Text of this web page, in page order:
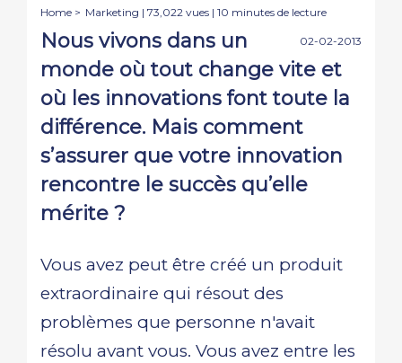
Home > Marketing | 73,022 vues | 10 minutes de lecture
02-02-2013
Nous vivons dans un
monde où tout change vite et
où les innovations font toute la
différence. Mais comment
s’assurer que votre innovation
rencontre le succès qu’elle
mérite ?
Vous avez peut être créé un produit
extraordinaire qui résout des
problèmes que personne n'avait
résolu avant vous. Vous avez entre les